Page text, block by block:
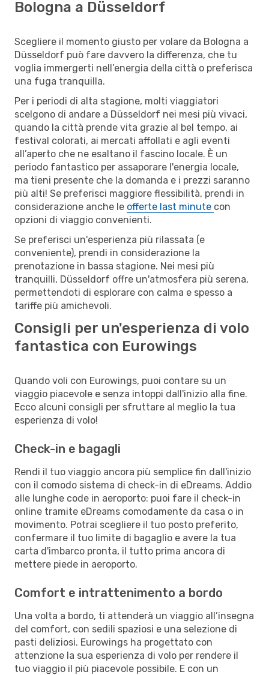
Bologna a Düsseldorf
Scegliere il momento giusto per volare da Bologna a
Düsseldorf può fare davvero la differenza, che tu
voglia immergerti nell’energia della città o preferisca
una fuga tranquilla.
Per i periodi di alta stagione, molti viaggiatori
scelgono di andare a Düsseldorf nei mesi più vivaci,
quando la città prende vita grazie al bel tempo, ai
festival colorati, ai mercati affollati e agli eventi
all’aperto che ne esaltano il fascino locale. È un
periodo fantastico per assaporare l'energia locale,
ma tieni presente che la domanda e i prezzi saranno
più alti! Se preferisci maggiore flessibilità, prendi in
considerazione anche le offerte last minute con
opzioni di viaggio convenienti.
Se preferisci un'esperienza più rilassata (e
conveniente), prendi in considerazione la
prenotazione in bassa stagione. Nei mesi più
tranquilli, Düsseldorf offre un'atmosfera più serena,
permettendoti di esplorare con calma e spesso a
tariffe più amichevoli.
Consigli per un'esperienza di volo
fantastica con Eurowings
Quando voli con Eurowings, puoi contare su un
viaggio piacevole e senza intoppi dall'inizio alla fine.
Ecco alcuni consigli per sfruttare al meglio la tua
esperienza di volo!
Check-in e bagagli
Rendi il tuo viaggio ancora più semplice fin dall'inizio
con il comodo sistema di check-in di eDreams. Addio
alle lunghe code in aeroporto: puoi fare il check-in
online tramite eDreams comodamente da casa o in
movimento. Potrai scegliere il tuo posto preferito,
confermare il tuo limite di bagaglio e avere la tua
carta d'imbarco pronta, il tutto prima ancora di
mettere piede in aeroporto.
Comfort e intrattenimento a bordo
Una volta a bordo, ti attenderà un viaggio all’insegna
del comfort, con sedili spaziosi e una selezione di
pasti deliziosi. Eurowings ha progettato con
attenzione la sua esperienza di volo per rendere il
tuo viaggio il più piacevole possibile. E con un